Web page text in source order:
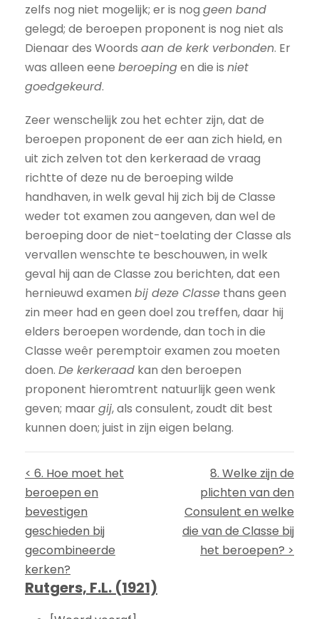
zelfs nog niet mogelijk; er is nog geen band
gelegd; de beroepen proponent is nog niet als
Dienaar des Woords aan de kerk verbonden. Er
was alleen eene beroepingen die is niet
goedgekeurd.
Zeer wenschelijk zou het echter zijn, dat de
beroepen proponent de eer aan zich hield, en
uit zich zelven tot den kerkeraad de vraag
richtte of deze nu de beroeping wilde
handhaven, in welk geval hij zich bij de Classe
weder tot examen zou aangeven, dan wel de
beroeping door de niet-toelating der Classe als
vervallen wenschte te beschouwen, in welk
geval hij aan de Classe zou berichten, dat een
hernieuwd examen bij deze Classe thans geen
zin meer had en geen doel zou treffen, daar hij
elders beroepen wordende, dan toch in die
Classe weêr peremptoir examen zou moeten
doen. De kerkeraad kan den beroepen
proponent hieromtrent natuurlijk geen wenk
geven; maargij, als consulent, zoudt dit best
kunnen doen; juist in zijn eigen belang.
< 6. Hoe moet het
beroepen en
bevestigen
geschieden bij
gecombineerde
kerken?
8. Welke zijn de
plichten van den
Consulent en welke
die van de Classe bij
het beroepen? >
Rutgers, F.L. (1921)